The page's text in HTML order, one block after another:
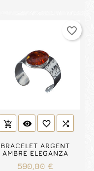
add_shopping_cart visibility favorite_border 
BRACELET ARGENT
AMBRE ELEGANZA
590,00 €
favorite_border